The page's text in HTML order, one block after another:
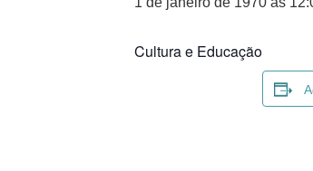
Cultura e Educação